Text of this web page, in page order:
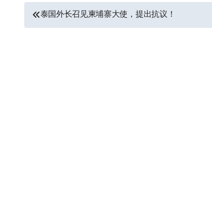
文泰国外长召见柬埔寨大使，提出抗议！